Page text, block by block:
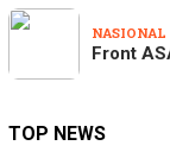
NASIONAL
Front
TOP NEWS